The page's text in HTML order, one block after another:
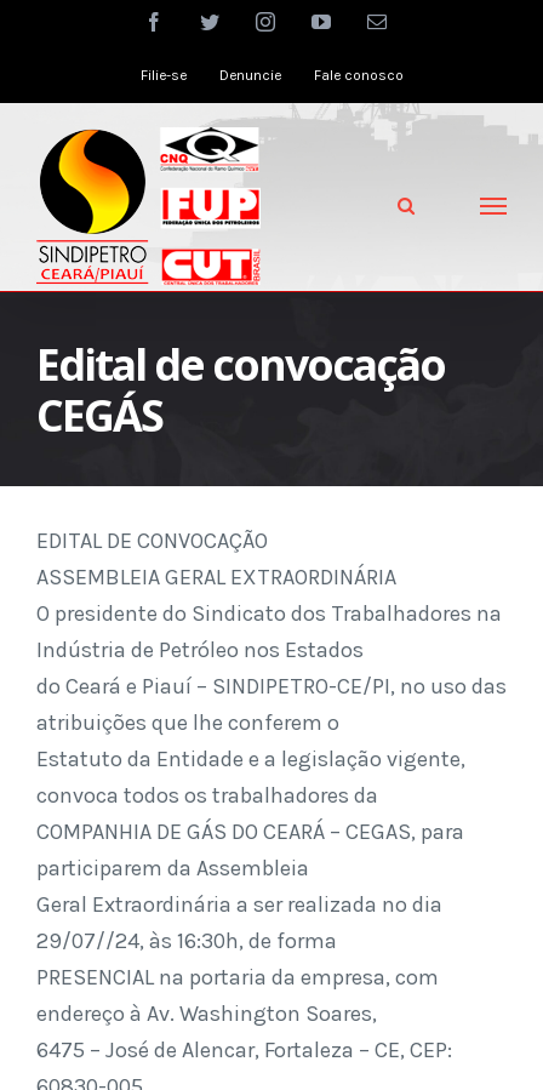
facebooktwitter instagramyoutubeEmail
Filie-se Denuncie Fale conosco
Edital de convocação
CEGÁS
EDITAL DE CONVOCAÇÃO
ASSEMBLEIA GERAL EXTRAORDINÁRIA
O presidente do Sindicato dos Trabalhadores na
Indústria de Petróleo nos Estados
do Ceará e Piauí – SINDIPETRO-CE/PI, no uso das
atribuições que lhe conferem o
Estatuto da Entidade e a legislação vigente,
convoca todos os trabalhadores da
COMPANHIA DE GÁS DO CEARÁ – CEGAS, para
participarem da Assembleia
Geral Extraordinária a ser realizada no dia
29/07//24, às 16:30h, de forma
PRESENCIAL na portaria da empresa, com
endereço à Av. Washington Soares,
6475 – José de Alencar, Fortaleza – CE, CEP: